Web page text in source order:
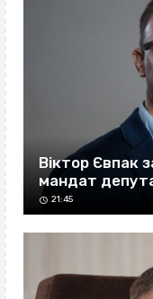
Віктор Євпак
мандат
21:45